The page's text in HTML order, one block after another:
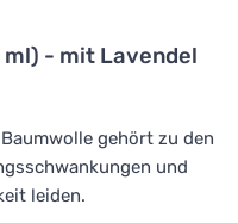
- mit Lavendel
gehört zu den
und
leiden.